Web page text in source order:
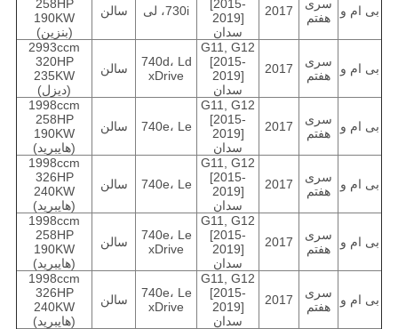
بی ام و
سری
هفتم
2017
[2015-
2019]
سدان
730i، لی سالن
258HP
190KW
(بنزین)
بی ام و
سری
هفتم
2017
G11, G12
[2015-
2019]
سدان
740d، Ld
xDrive
سالن
2993ccm
320HP
235KW
(دیزل)
بی ام و
سری
هفتم
2017
G11, G12
[2015-
2019]
سدان
740e، Le سالن
1998ccm
258HP
190KW
(هایبرید)
بی ام و
سری
هفتم
2017
G11, G12
[2015-
2019]
سدان
740e، Le سالن
1998ccm
326HP
240KW
(هایبرید)
بی ام و
سری
هفتم
2017
G11, G12
[2015-
2019]
سدان
740e، Le
xDrive
سالن
1998ccm
258HP
190KW
(هایبرید)
بی ام و
سری
هفتم
2017
G11, G12
[2015-
2019]
سدان
740e، Le
xDrive
سالن
1998ccm
326HP
240KW
(هایبرید)